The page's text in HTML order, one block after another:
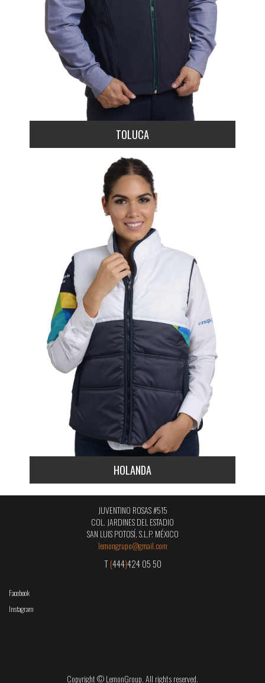
TOLUCA
HOLANDA
JUVENTINO ROSAS #515
COL. JARDINES DEL ESTADIO
SAN LUIS POTOSÍ, S.L.P. MÉXICO
lemongrupo@gmail.com
T(444)424 05 50
Facebook
Instagram
Copyright © LemonGroup. All rights reserved.